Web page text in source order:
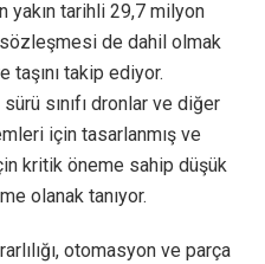
tarihli 29,7 milyon
de dahil olmak
takip ediyor.
sınıfı dronlar ve diğer
için tasarlanmış ve
kritik öneme sahip düşük
olanak tanıyor.
otomasyon ve parça